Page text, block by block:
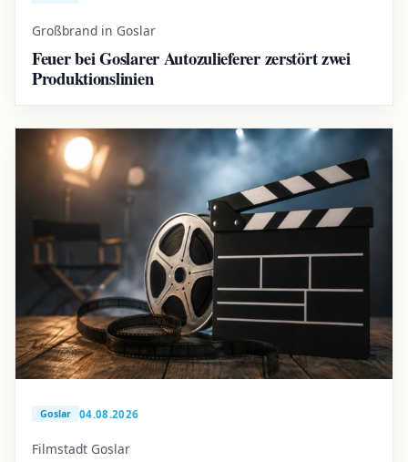
Großbrand in Goslar
Feuer bei Goslarer Autozulieferer zerstört zwei
Produktionslinien
Goslar 04.08.2026
Filmstadt Goslar